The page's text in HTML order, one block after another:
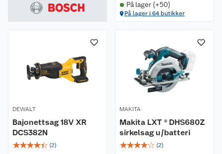
På lager (+50)
På lager i 64 butikker
DEWALT
Bajonettsag 18V XR
DCS382N
☆☆☆☆☆ (2)
MAKITA
Makita LXT ® DHS680Z
sirkelsag u/batteri
☆☆☆☆☆ (2)